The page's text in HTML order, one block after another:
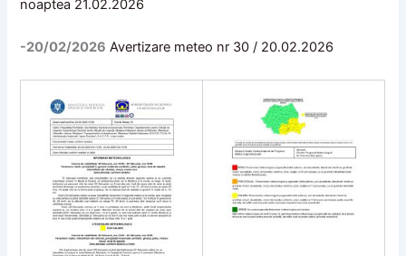
noaptea 21.02.2026
-20/02/2026 Avertizare meteo nr 30 / 20.02.2026